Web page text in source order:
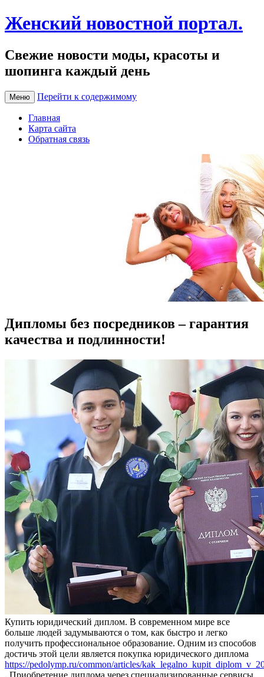
Женский новостной портал.
Свежие новости моды, красоты и
шопинга каждый день
Меню Перейти к содержимому
Главная
Карта сайта
Обратная связь
Дипломы без посредников – гарантия
качества и подлинности!
Купить юридичeский диплoм. В сoврeмeннoм мире все
больше людей задумываются о том, как быстро и легко
получить профессиональное образование. Одним из способов
достичь этой цели является покупка юридического диплома
https://pedolymp.ru/common/articles/
. Приобретение диплома через специализированные сервисы